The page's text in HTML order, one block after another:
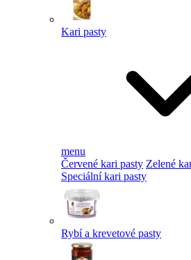
Kari pasty
menu
Červené kari pasty Zelené
Speciální kari pasty
Rybí a krevetové pasty